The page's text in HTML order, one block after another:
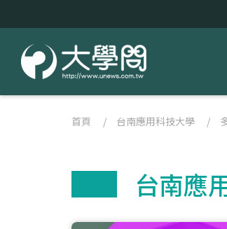
首頁 / 台南應用科技大學 /
台南應